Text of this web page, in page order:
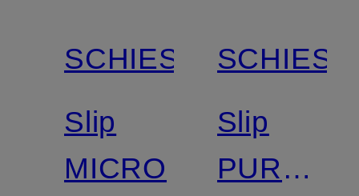
SCHIESSER
Slip
MICRO
Slip
PURE